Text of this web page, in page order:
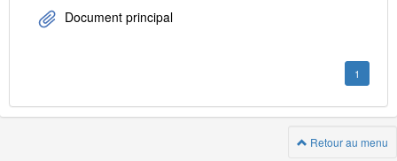
Document principal
1
Retour au menu